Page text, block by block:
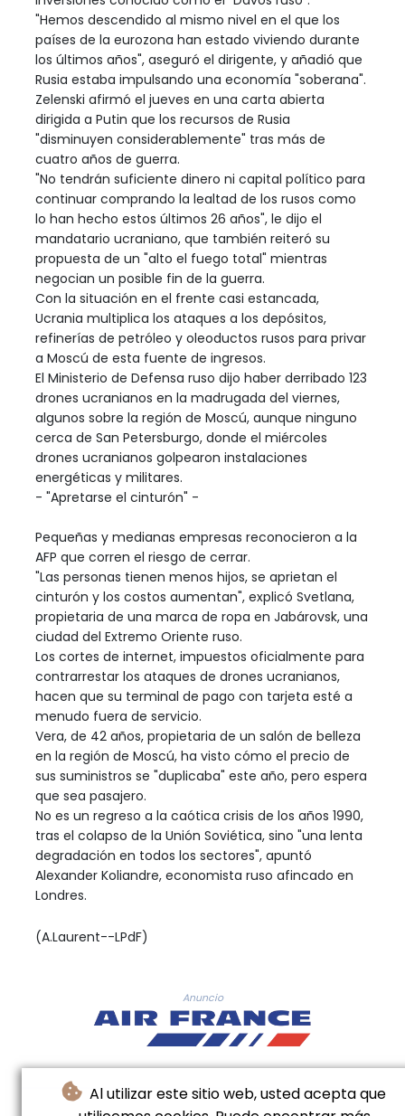
Al utilizar este sitio web, usted acepta que
"Hemos descendido al mismo nivel en el que los
países de la eurozona han estado viviendo durante
los últimos años", aseguró el dirigente, y añadió que
Rusia estaba impulsando una economía "soberana".
Zelenski afirmó el jueves en una carta abierta
dirigida a Putin que los recursos de Rusia
"disminuyen considerablemente" tras más de
cuatro años de guerra.
"No tendrán suficiente dinero ni capital político para
continuar comprando la lealtad de los rusos como
lo han hecho estos últimos 26 años", le dijo el
mandatario ucraniano, que también reiteró su
propuesta de un "alto el fuego total" mientras
negocian un posible fin de la guerra.
Con la situación en el frente casi estancada,
Ucrania multiplica los ataques a los depósitos,
refinerías de petróleo y oleoductos rusos para privar
a Moscú de esta fuente de ingresos.
El Ministerio de Defensa ruso dijo haber derribado 123
drones ucranianos en la madrugada del viernes,
algunos sobre la región de Moscú, aunque ninguno
cerca de San Petersburgo, donde el miércoles
drones ucranianos golpearon instalaciones
energéticas y militares.
- "Apretarse el cinturón" -
Pequeñas y medianas empresas reconocieron a la
AFP que corren el riesgo de cerrar.
"Las personas tienen menos hijos, se aprietan el
cinturón y los costos aumentan", explicó Svetlana,
propietaria de una marca de ropa en Jabárovsk, una
ciudad del Extremo Oriente ruso.
Los cortes de internet, impuestos oficialmente para
contrarrestar los ataques de drones ucranianos,
hacen que su terminal de pago con tarjeta esté a
menudo fuera de servicio.
Vera, de 42 años, propietaria de un salón de belleza
en la región de Moscú, ha visto cómo el precio de
sus suministros se "duplicaba" este año, pero espera
que sea pasajero.
No es un regreso a la caótica crisis de los años 1990,
tras el colapso de la Unión Soviética, sino "una lenta
degradación en todos los sectores", apuntó
Alexander Koliandre, economista ruso afincado en
Londres.
(A.Laurent--LPdF)
Anuncio